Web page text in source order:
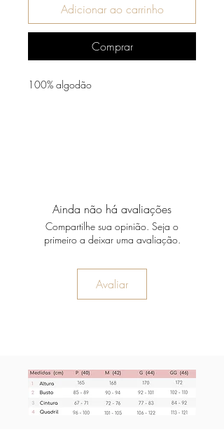
Adicionar ao carrinho
Comprar
100% algodão
Ainda não há avaliações
Compartilhe sua opinião. Seja o
primeiro a deixar uma avaliação.
Avaliar